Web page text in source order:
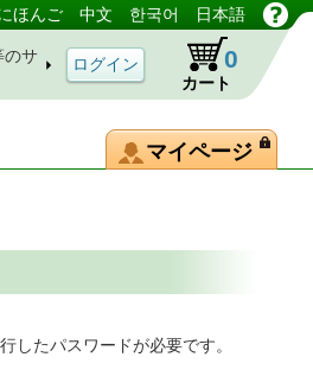
ほんご 中文 한국어 日本語
のサ
カート
0
マイページ
したパスワードが必要です。